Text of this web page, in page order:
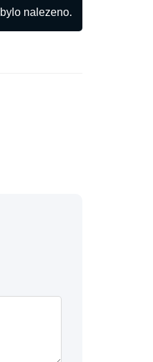
nalezeno.